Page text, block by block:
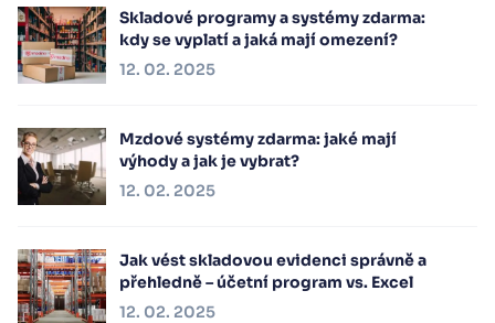
Skladové programy a systémy zdarma:
kdy se vyplatí a jaká mají omezení?
12. 02. 2025
Mzdové systémy zdarma: jaké mají
výhody a jak je vybrat?
12. 02. 2025
Jak vést skladovou evidenci správně a
přehledně – účetní program vs. Excel
12. 02. 2025